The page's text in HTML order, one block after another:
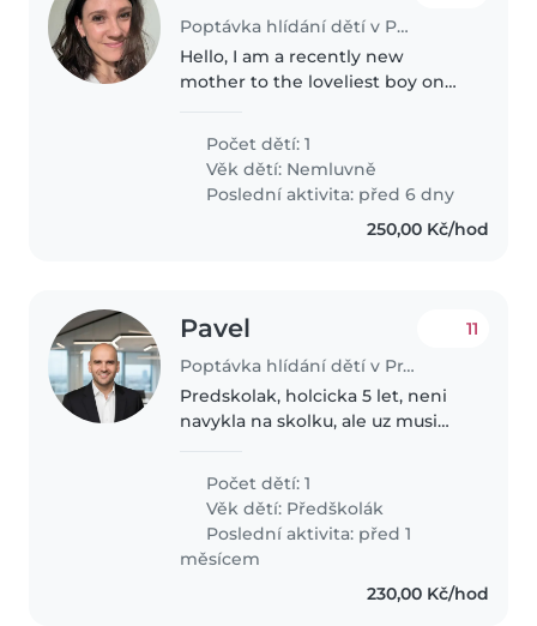
Poptávka hlídání dětí v Praha
Hello, I am a recently new
mother to the loveliest boy on
currently 9.5 months old and he
is a very calm, smiley, and
cheerful baby that also enjoys..
Počet dětí: 1
Věk dětí: Nemluvně
Poslední aktivita: před 6 dny
250,00 Kč/hod
Pavel
Poptávka hlídání dětí v Praha
11
Predskolak, holcicka 5 let, neni
navykla na skolku, ale uz musi
Počet dětí: 1
Věk dětí: Předškolák
Poslední aktivita: před 1
měsícem
230,00 Kč/hod